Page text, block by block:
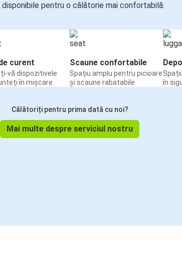
disponibile pentru o călătorie mai confortabilă:
curent
vă dispozitivele
în mișcare
Scaune confortabile
Spațiu amplu pentru picioare
și scaune rabatabile
în
Călătoriți pentru prima dată cu noi?
Mai multe despre serviciul nostru